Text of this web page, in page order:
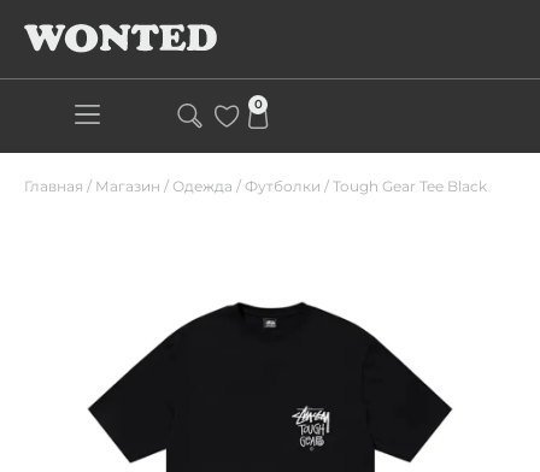
0
Главная / Магазин / Одежда / Футболки / Tough Gear Tee Black